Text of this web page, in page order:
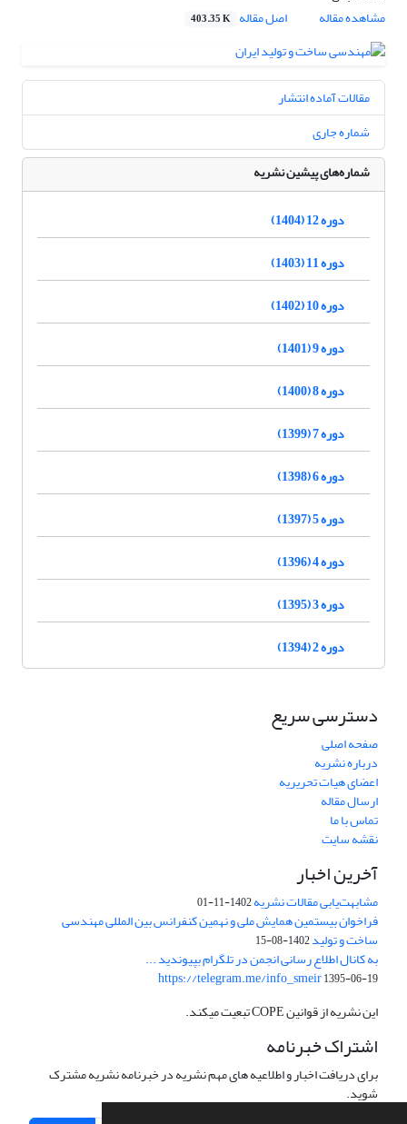
مشاهده مقاله
اصل مقاله 403.35 K
مقالات آماده انتشار
شماره جاری
شماره‌های پیشین نشریه
دوره 12 (1404)
دوره 11 (1403)
دوره 10 (1402)
دوره 9 (1401)
دوره 8 (1400)
دوره 7 (1399)
دوره 6 (1398)
دوره 5 (1397)
دوره 4 (1396)
دوره 3 (1395)
دوره 2 (1394)
دسترسی سریع
صفحه اصلی
درباره نشریه
اعضای هیات تحریریه
ارسال مقاله
تماس با ما
نقشه سایت
آخرین اخبار
مشابهت‌یابی مقالات نشریه1402-11-01
فراخوان بیستمین همایش ملی و نهمین کنفرانس بین المللی مهندسی
ساخت و تولید1402-08-15
به کانال اطلاع رسانی انجمن در تلگرام بپیوندید ...
https://telegram.me/info_smeir1395-06-19
این نشریه از قوانین COPE تبعیت میکند.
اشتراک خبرنامه
برای دریافت اخبار و اطلاعیه های مهم نشریه در خبرنامه نشریه مشترک
شوید.